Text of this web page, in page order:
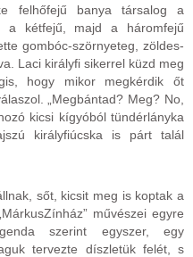
felhőfejű banya társalog a
a kétfejű, majd a háromfejű
gombóc-szörnyeteg, zöldes-
Laci királyfi sikerrel küzd meg
hogy mikor megkérdik őt
„Megbántad? Meg? No,
kicsi kígyóból tündérlányka
királyfiúcska is párt talál
sőt, kicsit meg is koptak a
művészei egyre
szerint egyszer, egy
tervezte díszletük felét, s